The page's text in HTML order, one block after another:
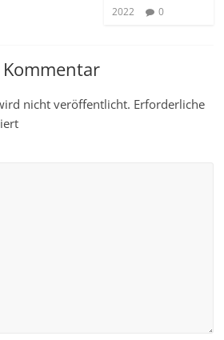
2022
0
nicht veröffentlicht. Erforderliche